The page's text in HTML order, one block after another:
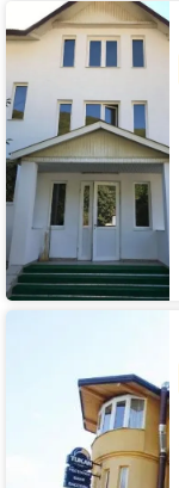
Гостевой
дом
Докса